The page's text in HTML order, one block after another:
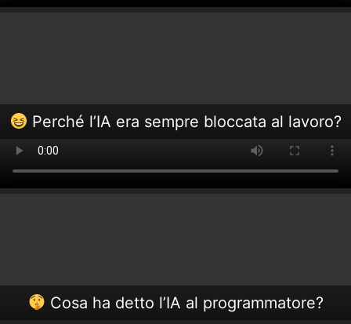
Perché l’IA era sempre bloccata al lavoro?
Cosa ha detto l’IA al programmatore?